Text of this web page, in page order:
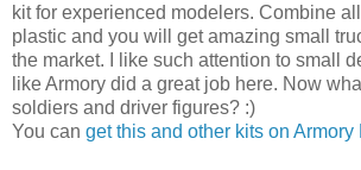
kit for experienced modelers. Combine
plastic and you will get amazing small
the market. I like such attention to small
like Armory did a great job here. Now
soldiers and driver figures? :)
You can get this and other kits on